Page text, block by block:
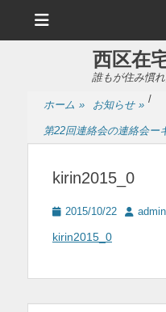
ュ
西区在
誰もが住み慣
ホーム » お知らせ » /
第22回連絡会の連絡会ー
kirin2015_0
投
日
2015/10/22
投 admin
kirin2015_0